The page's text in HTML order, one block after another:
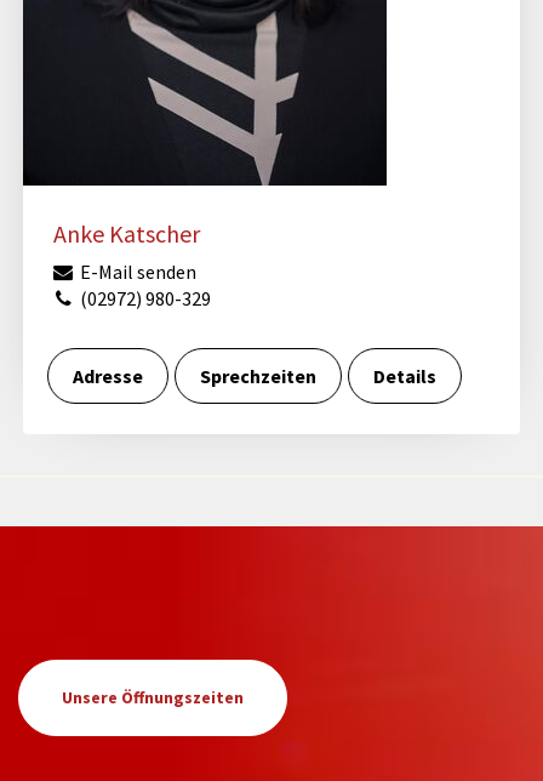
Anke Katscher
E-Mail senden
(02972) 980-329
Adresse Sprechzeiten Details
Unsere Öffnungszeiten